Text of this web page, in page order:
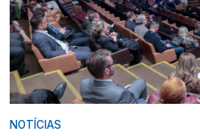
NOTÍCIAS